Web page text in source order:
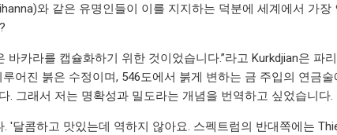
와 같은 유명인들이 이를 지지하는 덕분에 세계에서 가장
카라를 캡슐화하기 위한 것이었습니다.”라고 Kurkdjian은 파
어진 붉은 수정이며, 546도에서 붉게 변하는 금 주입의 연금
그래서 저는 명확성과 밀도라는 개념을 번역하고 싶었습니다.
'달콤하고 맛있는데 역하지 않아요. 스펙트럼의 반대쪽에는